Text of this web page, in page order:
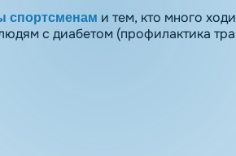
спортсменам и тем, кто много
с диабетом (профилактика